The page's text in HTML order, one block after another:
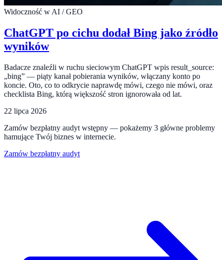
Widoczność w AI / GEO
ChatGPT po cichu dodał Bing jako źródło
wyników
Badacze znaleźli w ruchu sieciowym ChatGPT wpis result_source:
„bing” — piąty kanał pobierania wyników, włączany konto po
koncie. Oto, co to odkrycie naprawdę mówi, czego nie mówi, oraz
checklista Bing, którą większość stron ignorowała od lat.
22 lipca 2026
Zamów bezpłatny audyt wstępny — pokażemy 3 główne problemy
hamujące Twój biznes w internecie.
Zamów bezpłatny audyt